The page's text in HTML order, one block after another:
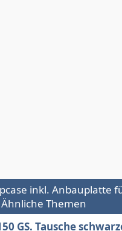
inkl. Anbauplatte
Themen
GS. Tausche